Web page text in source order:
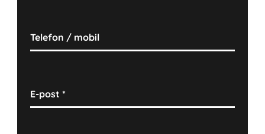
Telefon / mobil
E-post*